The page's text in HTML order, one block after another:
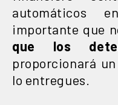
automáticos
importante que
que los
proporcionará
lo entregues.